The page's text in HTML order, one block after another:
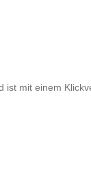
mit einem